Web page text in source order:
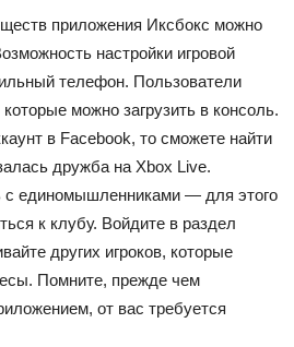
приложения Иксбокс можно
настройки игровой
телефон. Пользователи
можно загрузить в консоль.
в Facebook, то сможете найти
дружба на Xbox Live.
с единомышленниками — для этого
к клубу. Войдите в раздел
других игроков, которые
Помните, прежде чем
от вас требуется